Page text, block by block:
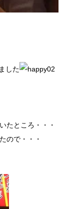
した
たところ・・・
ので・・・